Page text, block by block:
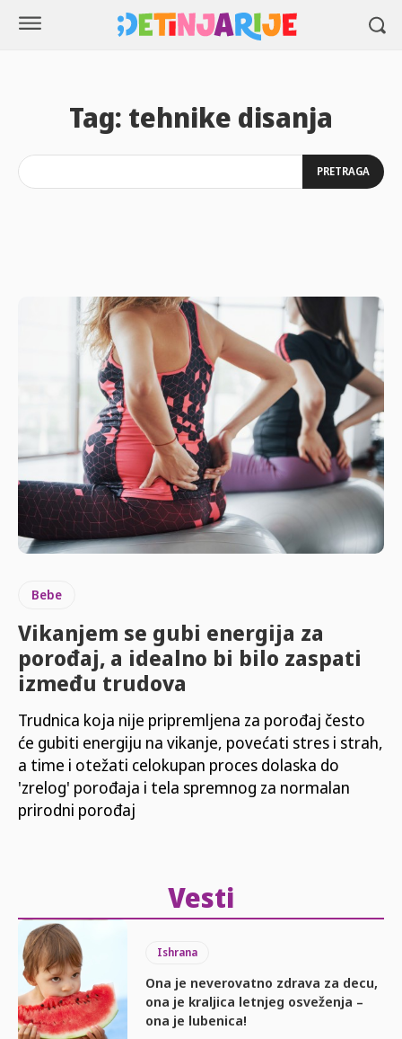
Tag: tehnike disanja
PRETRAGA
Bebe
Vikanjem se gubi energija za
porođaj, a idealno bi bilo zaspati
između trudova
Trudnica koja nije pripremljena za porođaj često
će gubiti energiju na vikanje, povećati stres i strah,
a time i otežati celokupan proces dolaska do
'zrelog' porođaja i tela spremnog za normalan
prirodni porođaj
Vesti
Ishrana
Ona je neverovatno zdrava za decu,
ona je kraljica letnjeg osveženja –
ona je lubenica!